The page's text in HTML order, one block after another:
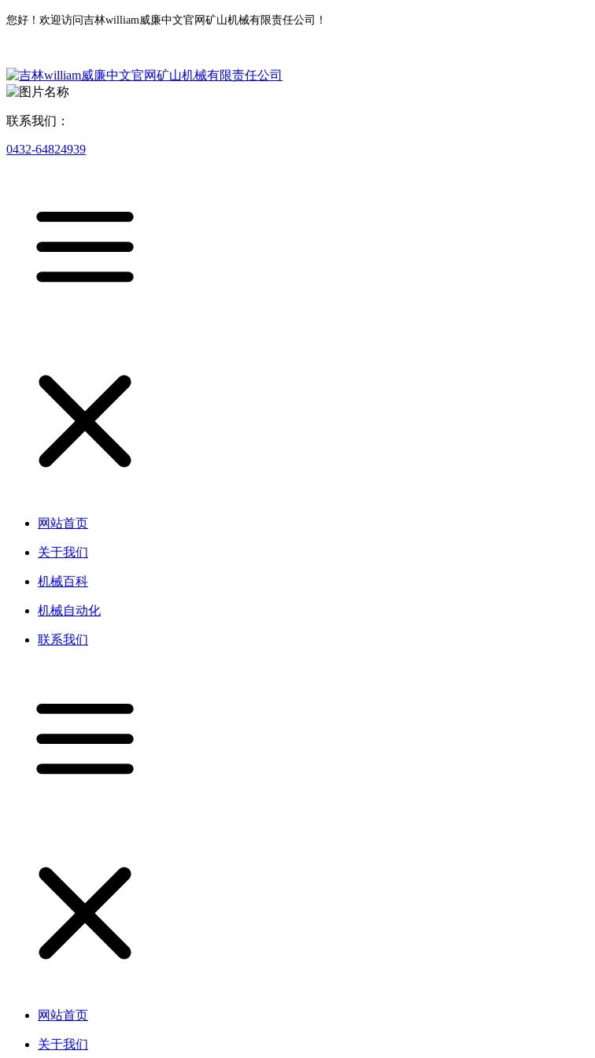
您好！欢迎访问吉林william威廉中文官网矿山机械有限责任公司！
联系我们：
0432-64824939
网站首页
关于我们
机械百科
机械自动化
联系我们
网站首页
关于我们